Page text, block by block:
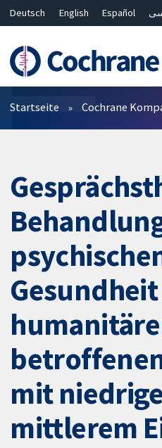
Deutsch English Español
Bahasa Malaysia
ไทย
繁體中文
简体中文
Filter
Startseite Cochrane
mit
mittlerem